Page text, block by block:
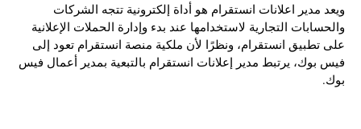
ويعد مدير اعلانات انستقرام هو أداة إلكترونية تتجه الشركات
والحسابات التجارية لاستخدامها عند بدء وإدارة الحملات الإعلانية
على تطبيق انستقرام، ونظرًا لأن ملكية منصة انستقرام تعود إلى
فيس بوك، يرتبط مدير إعلانات انستقرام بالتبعية بمدير أعمال فيس
بوك.